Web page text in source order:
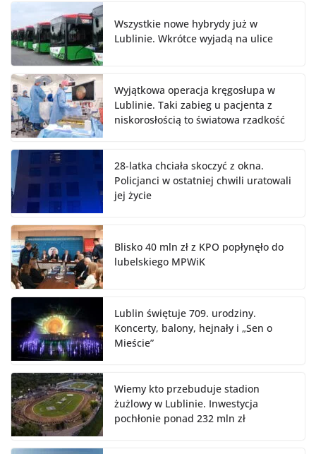
Wszystkie nowe hybrydy już w
Lublinie. Wkrótce wyjadą na ulice
Wyjątkowa operacja kręgosłupa w
Lublinie. Taki zabieg u pacjenta z
niskorosłością to światowa rzadkość
28-latka chciała skoczyć z okna.
Policjanci w ostatniej chwili uratowali
jej życie
Blisko 40 mln zł z KPO popłynęło do
lubelskiego MPWiK
Lublin świętuje 709. urodziny.
Koncerty, balony, hejnały i „Sen o
Mieście”
Wiemy kto przebuduje stadion
żużlowy w Lublinie. Inwestycja
pochłonie ponad 232 mln zł